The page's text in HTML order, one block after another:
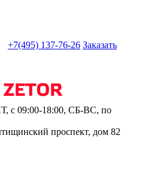
+7(495) 137-76-26 Заказать
с 09:00-18:00, СБ-ВС, по
проспект, дом 82